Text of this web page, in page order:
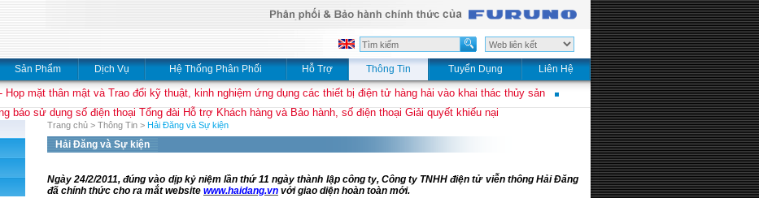
Sản Phẩm Dịch Vụ Hệ Thống Phân Phối Hỗ Trợ Thông Tin Tuyển Dụng Liên Hệ
Họp mặt thân mật và Trao đổi kỹ thuật, kinh nghiệm ứng dụng các thiết bị điện tử hàng hải vào khai thác thủy sản
báo sử dụng số điện thoại Tổng đài Hỗ trợ Khách hàng và Bảo hành, số điện thoại Giải quyết khiếu nại
Trang chủ > Thông Tin > Hải Đăng và Sự kiện
Hải Đăng và Sự kiện
Ngày 24/2/2011, đúng vào dịp kỷ niệm lần thứ 11 ngày thành lập công ty, Công ty TNHH điện tử viễn thông Hải Đăng
đã chính thức cho ra mắt website www.haidang.vn với giao diện hoàn toàn mới.